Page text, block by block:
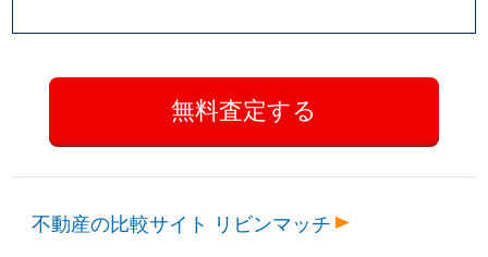
不動産の比較サイト リビンマッチ